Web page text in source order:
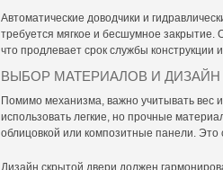
Автоматические доводчики и
требуется мягкое и бесшумное закрытие.
что продлевает срок службы
ВЫБОР МАТЕРИАЛОВ И ДИЗАЙН
Помимо механизма, важно учитывать вес
использовать легкие, но прочные
облицовкой или композитные панели. Это
Дизайн скрытой двери должен